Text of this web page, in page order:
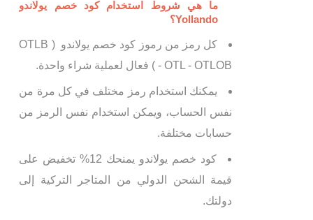
ما هي شروط استخدام كود خصم يولاندو
Yollando؟
كل رمز من رموز كود خصم يولاندو ( OTLB
- OTL - OTLOB ) فعال لعملية شراء واحدة.
يمكنك استخدام رمز مختلف في كل مرة من
نفس الحساب، ويمكن استخدام نفس الرمز من
حسابات مختلفة.
كود خصم يولاندو يمنحك 12% تخفيض على
قيمة الشحن الدولي من المتاجر التركية إلى
دولتك.